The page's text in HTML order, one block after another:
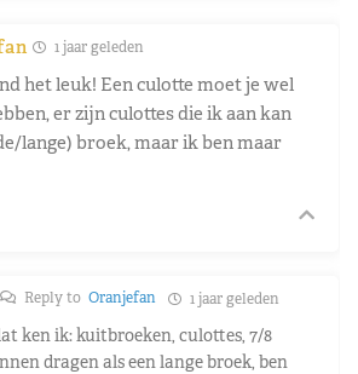
1 jaar geleden
het leuk! Een culotte moet je wel
er zijn culottes die ik aan kan
lange) broek, maar ik ben maar
Reply to Oranjefan 1 jaar geleden
ken ik: kuitbroeken, culottes, 7/8
dragen als een lange broek, ben